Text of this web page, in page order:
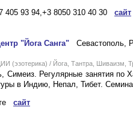
405 93 94,+3 8050 310 40 30 сайт
"Йога Санга" Севастополь,
/ Йога, Тантра, Шиваизм,
Симеиз. Регулярные занятия по
в Индию, Непал, Тибет.
сайт